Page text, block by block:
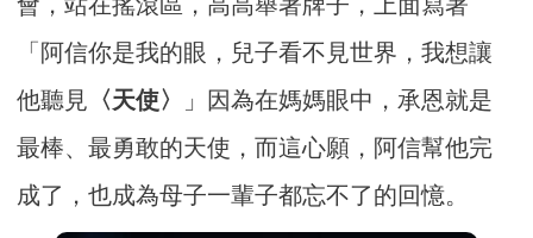
「阿信你是我的眼，兒子看不見世界，我想讓
他聽見 〈天使〉
」因為在媽媽眼中，承恩就是
最棒、最勇敢的天使，而這心願，阿信幫他完
成了，也成為母子一輩子都忘不了的回憶。